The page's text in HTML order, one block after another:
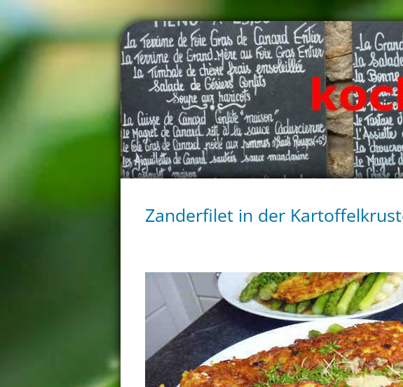
Zanderfilet in der